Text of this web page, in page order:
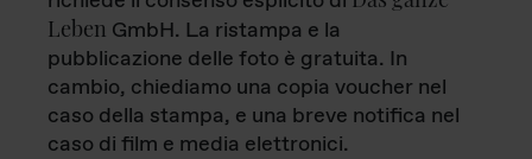
Leben GmbH. La ristampa e la
pubblicazione delle foto è gratuita. In
cambio, chiediamo una copia voucher nel
caso della stampa, e una breve notifica nel
caso di film e media elettronici.